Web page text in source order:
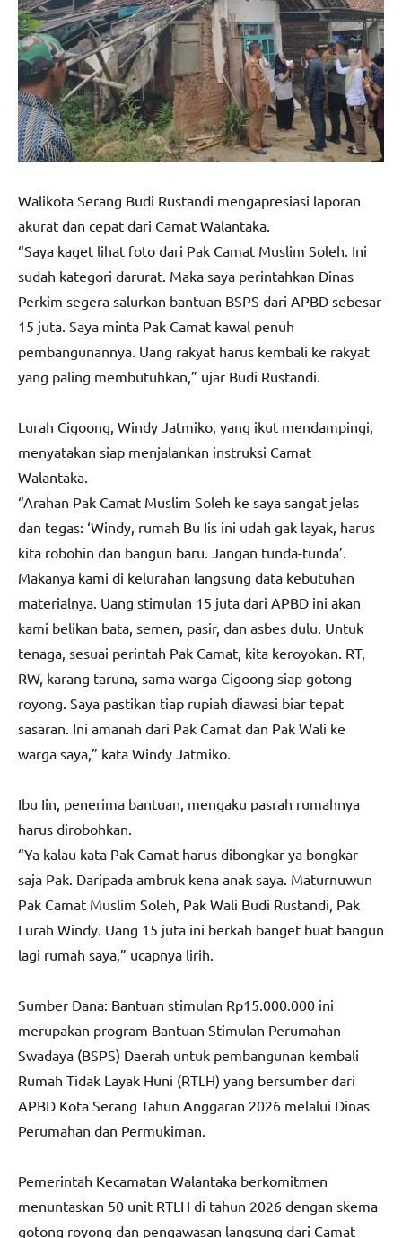
Walikota Serang Budi Rustandi mengapresiasi laporan
akurat dan cepat dari Camat Walantaka.
“Saya kaget lihat foto dari Pak Camat Muslim Soleh. Ini
sudah kategori darurat. Maka saya perintahkan Dinas
Perkim segera salurkan bantuan BSPS dari APBD sebesar
15 juta. Saya minta Pak Camat kawal penuh
pembangunannya. Uang rakyat harus kembali ke rakyat
yang paling membutuhkan,” ujar Budi Rustandi.
Lurah Cigoong, Windy Jatmiko, yang ikut mendampingi,
menyatakan siap menjalankan instruksi Camat
Walantaka.
“Arahan Pak Camat Muslim Soleh ke saya sangat jelas
dan tegas: ‘Windy, rumah Bu Iis ini udah gak layak, harus
kita robohin dan bangun baru. Jangan tunda-tunda’.
Makanya kami di kelurahan langsung data kebutuhan
materialnya. Uang stimulan 15 juta dari APBD ini akan
kami belikan bata, semen, pasir, dan asbes dulu. Untuk
tenaga, sesuai perintah Pak Camat, kita keroyokan. RT,
RW, karang taruna, sama warga Cigoong siap gotong
royong. Saya pastikan tiap rupiah diawasi biar tepat
sasaran. Ini amanah dari Pak Camat dan Pak Wali ke
warga saya,” kata Windy Jatmiko.
Ibu Iin, penerima bantuan, mengaku pasrah rumahnya
harus dirobohkan.
“Ya kalau kata Pak Camat harus dibongkar ya bongkar
saja Pak. Daripada ambruk kena anak saya. Maturnuwun
Pak Camat Muslim Soleh, Pak Wali Budi Rustandi, Pak
Lurah Windy. Uang 15 juta ini berkah banget buat bangun
lagi rumah saya,” ucapnya lirih.
Sumber Dana: Bantuan stimulan Rp15.000.000 ini
merupakan program Bantuan Stimulan Perumahan
Swadaya (BSPS) Daerah untuk pembangunan kembali
Rumah Tidak Layak Huni (RTLH) yang bersumber dari
APBD Kota Serang Tahun Anggaran 2026 melalui Dinas
Perumahan dan Permukiman.
Pemerintah Kecamatan Walantaka berkomitmen
menuntaskan 50 unit RTLH di tahun 2026 dengan skema
gotong royong dan pengawasan langsung dari Camat